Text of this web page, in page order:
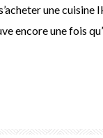
une
encore une fois